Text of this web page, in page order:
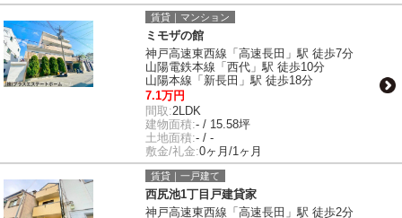
賃貸｜マンション
ミモザの館
神戸高速東西線「高速長田」駅 徒歩7分
山陽電鉄本線「西代」駅 徒歩10分
山陽本線「新長田」駅 徒歩18分
7.1万円
間取:2LDK
建物面積:- / 15.58坪
土地面積:- / -
敷金/礼金:0ヶ月/1ヶ月
賃貸｜一戸建て
西尻池1丁目戸建貸家
神戸高速東西線「高速長田」駅 徒歩2分